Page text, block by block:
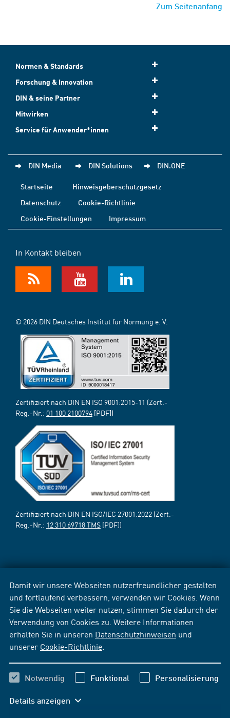
Damit wir unsere Webseiten nutzerfreundlicher gestalten
und fortlaufend verbessern, verwenden wir Cookies. Wenn
Sie die Webseiten weiter nutzen, stimmen Sie dadurch der
Verwendung von Cookies zu. Weitere Informationen
erhalten Sie in unseren Datenschutzhinweisen und
unserer Cookie-Richtlinie
Notwendig Funktional Personalisierung
Details anzeigen
Zum Seitenanfang
Normen & Standards
Forschung & Innovation
DIN & seine Partner
Mitwirken
Service für Anwender*innen
DIN Media DIN Solutions DIN.ONE
Startseite
Hinweisgeberschutzgesetz
Datenschutz
Cookie-Richtlinie
Cookie-Einstellungen
Impressum
In Kontakt bleiben
© 2026 DIN Deutsches Institut für Normung e. V.
Zertifiziert nach DIN EN ISO 9001:2015-11 (Zert.-
Reg.-Nr.: 01 100 2100794 [PDF])
Zertifiziert nach DIN EN ISO/IEC 27001:2022 (Zert.-
Reg.-Nr.: 12 310 69718 TMS [PDF])